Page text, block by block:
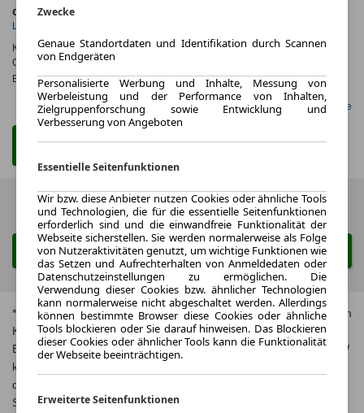
ca. 368 kW (500 PS)
Leistung
Kraftstoffverbr.¹: ca. 12,7 l/100km (komb.)
CO
-Emissionen*:ca. 288 g/km
Effizienzklasse: G
Gefunden auf LeasingMarkt.de
Zum Leasing Angebot
Zurück 1 von 1 Weiter
Suche ändern
* Jeweils kombinierte Werte. Weitere Informationen zum offiziellen
Kraftstoffverbrauch und zu den offiziellen spezifischen CO₂-
Emissionen und gegebenenfalls zum Stromverbrauch neuer PKW
können dem, Leitfaden über den offiziellen Kraftstoffverbrauch,
die offiziellen spezifischen CO₂-Emissionen und den offiziellen
Stromverbrauch neuer PKW‘ entnommen werden, der an allen
Zwecke
Genaue Standortdaten und Identifikation durch Scannen
von Endgeräten
Personalisierte Werbung und Inhalte, Messung von
Werbeleistung und der Performance von Inhalten,
Zielgruppenforschung sowie Entwicklung und
Verbesserung von Angeboten
Essentielle Seitenfunktionen
Wir bzw. diese Anbieter nutzen Cookies oder ähnliche Tools
und Technologien, die für die essentielle Seitenfunktionen
erforderlich sind und die einwandfreie Funktionalität der
Webseite sicherstellen. Sie werden normalerweise als Folge
von Nutzeraktivitäten genutzt, um wichtige Funktionen wie
das Setzen und Aufrechterhalten von Anmeldedaten oder
Datenschutzeinstellungen zu ermöglichen. Die
Verwendung dieser Cookies bzw. ähnlicher Technologien
kann normalerweise nicht abgeschaltet werden. Allerdings
können bestimmte Browser diese Cookies oder ähnliche
Tools blockieren oder Sie darauf hinweisen. Das Blockieren
dieser Cookies oder ähnlicher Tools kann die Funktionalität
der Webseite beeinträchtigen.
Erweiterte Seitenfunktionen